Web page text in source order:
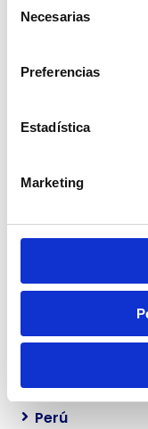
Necesarias
Preferencias
Estadística
Marketing
Angola
Costa Rica
República
Guatemala
Perú